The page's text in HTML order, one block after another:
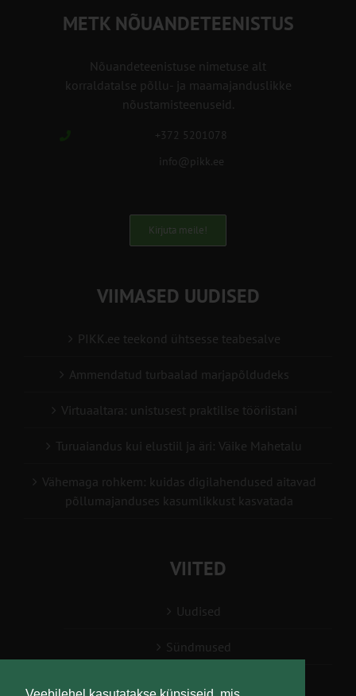
METK NÕUANDETEENISTUS
Nõuandeteenistuse nimetuse alt
korraldatalse põllu- ja maamajanduslikke
nõustamisteenuseid.
+372 5201078
info@pikk.ee
Kirjuta meile!
VIIMASED UUDISED
PIKK.ee teekond ühtsesse teabesalve
Ammendatud turbaalad marjapõldudeks
Virtuaaltara: unistusest praktilise tööriistani
Turuaiandus kui elustiil ja äri: Väike Mahetalu
Vähemaga rohkem: kuidas digilahendused aitavad
põllumajanduses kasumlikkust kasvatada
VIITED
Uudised
Sündmused